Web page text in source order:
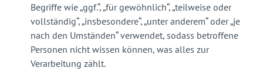
Begriffe wie „ggf.“, „für gewöhnlich“, „teilweise oder
vollständig“, „insbesondere“, „unter anderem“ oder „je
nach den Umständen“ verwendet, sodass betroffene
Personen nicht wissen können, was alles zur
Verarbeitung zählt.